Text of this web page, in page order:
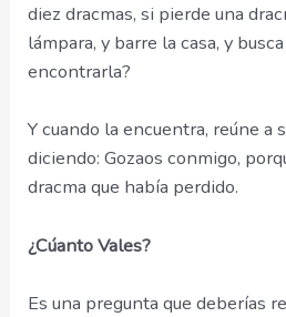
diez dracmas, si pierde una
lámpara, y barre la casa, y
encontrarla?
Y cuando la encuentra, reúne a
diciendo: Gozaos conmigo,
dracma que había perdido.
¿Cúanto Vales?
Es una pregunta que deberías